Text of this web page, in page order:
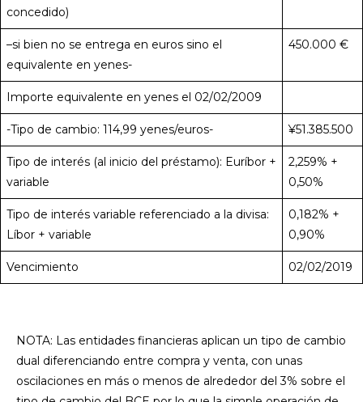
concedido)
–si bien no se entrega en euros sino el
equivalente en yenes-
450.000 €
Importe equivalente en yenes el 02/02/2009
-Tipo de cambio: 114,99 yenes/euros- ¥51.385.500
Tipo de interés (al inicio del préstamo): Euríbor +
variable
2,259% +
0,50%
Tipo de interés variable referenciado a la divisa:
Líbor + variable
0,182% +
0,90%
Vencimiento 02/02/2019
NOTA: Las entidades financieras aplican un tipo de cambio
dual diferenciando entre compra y venta, con unas
oscilaciones en más o menos de alrededor del 3% sobre el